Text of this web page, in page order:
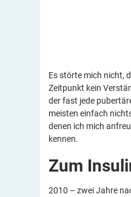
Es störte mich nicht,
Zeitpunkt kein
der fast jede
meisten einfach
denen ich mich
kennen.
Zum
2010 – zwei Jahre